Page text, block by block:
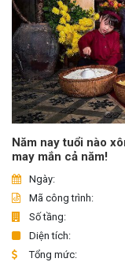
Năm nay tuổi nào
may mắn cả năm!
Ngày:
Mã công trình:
Số tầng:
Diện tích:
Tổng mức: